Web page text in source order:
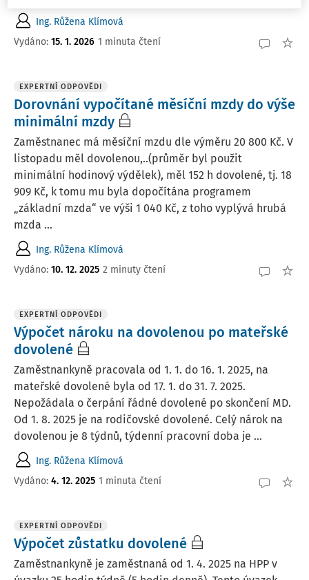
Ing. Růžena Klímová
Vydáno: 15. 1. 2026 1 minuta čtení
EXPERTNÍ ODPOVĚDI
Dorovnání vypočítané měsíční mzdy do výše
minimální mzdy
Zaměstnanec má měsíční mzdu dle výměru 20 800 Kč. V
listopadu měl dovolenou,..(průměr byl použit
minimální hodinový výdělek), měl 152 h dovolené, tj. 18
909 Kč, k tomu mu byla dopočítána programem
„základní mzda“ ve výši 1 040 Kč, z toho vyplývá hrubá
mzda ...
Ing. Růžena Klímová
Vydáno: 10. 12. 2025 2 minuty čtení
EXPERTNÍ ODPOVĚDI
Výpočet nároku na dovolenou po mateřské
dovolené
Zaměstnankyně pracovala od 1. 1. do 16. 1. 2025, na
mateřské dovolené byla od 17. 1. do 31. 7. 2025.
Nepožádala o čerpání řádné dovolené po skončení MD.
Od 1. 8. 2025 je na rodičovské dovolené. Celý nárok na
dovolenou je 8 týdnů, týdenní pracovní doba je ...
Ing. Růžena Klímová
Vydáno: 4. 12. 2025 1 minuta čtení
EXPERTNÍ ODPOVĚDI
Výpočet zůstatku dovolené
Zaměstnankyně je zaměstnaná od 1. 4. 2025 na HPP v